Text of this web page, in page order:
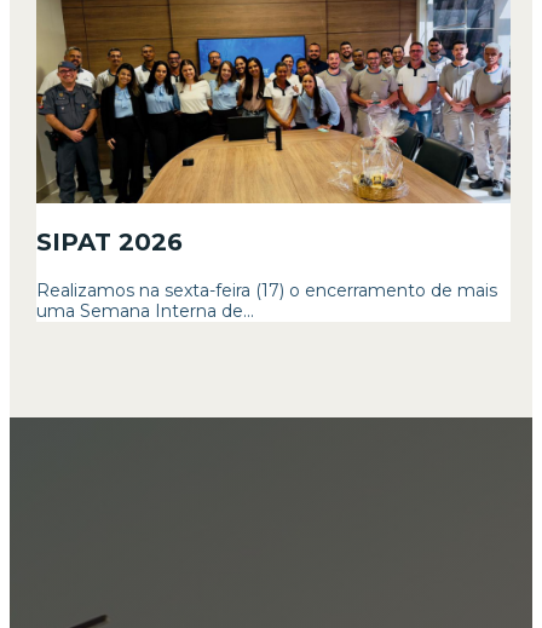
SIPAT 2026
Realizamos na sexta-feira (17) o encerramento de mais
uma Semana Interna de...